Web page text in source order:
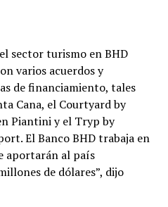
sector turismo en BHD
varios acuerdos y
de financiamiento, tales
Cana, el Courtyard by
Piantini y el Tryp by
El Banco BHD trabaja en
aportarán al país
de dólares”, dijo